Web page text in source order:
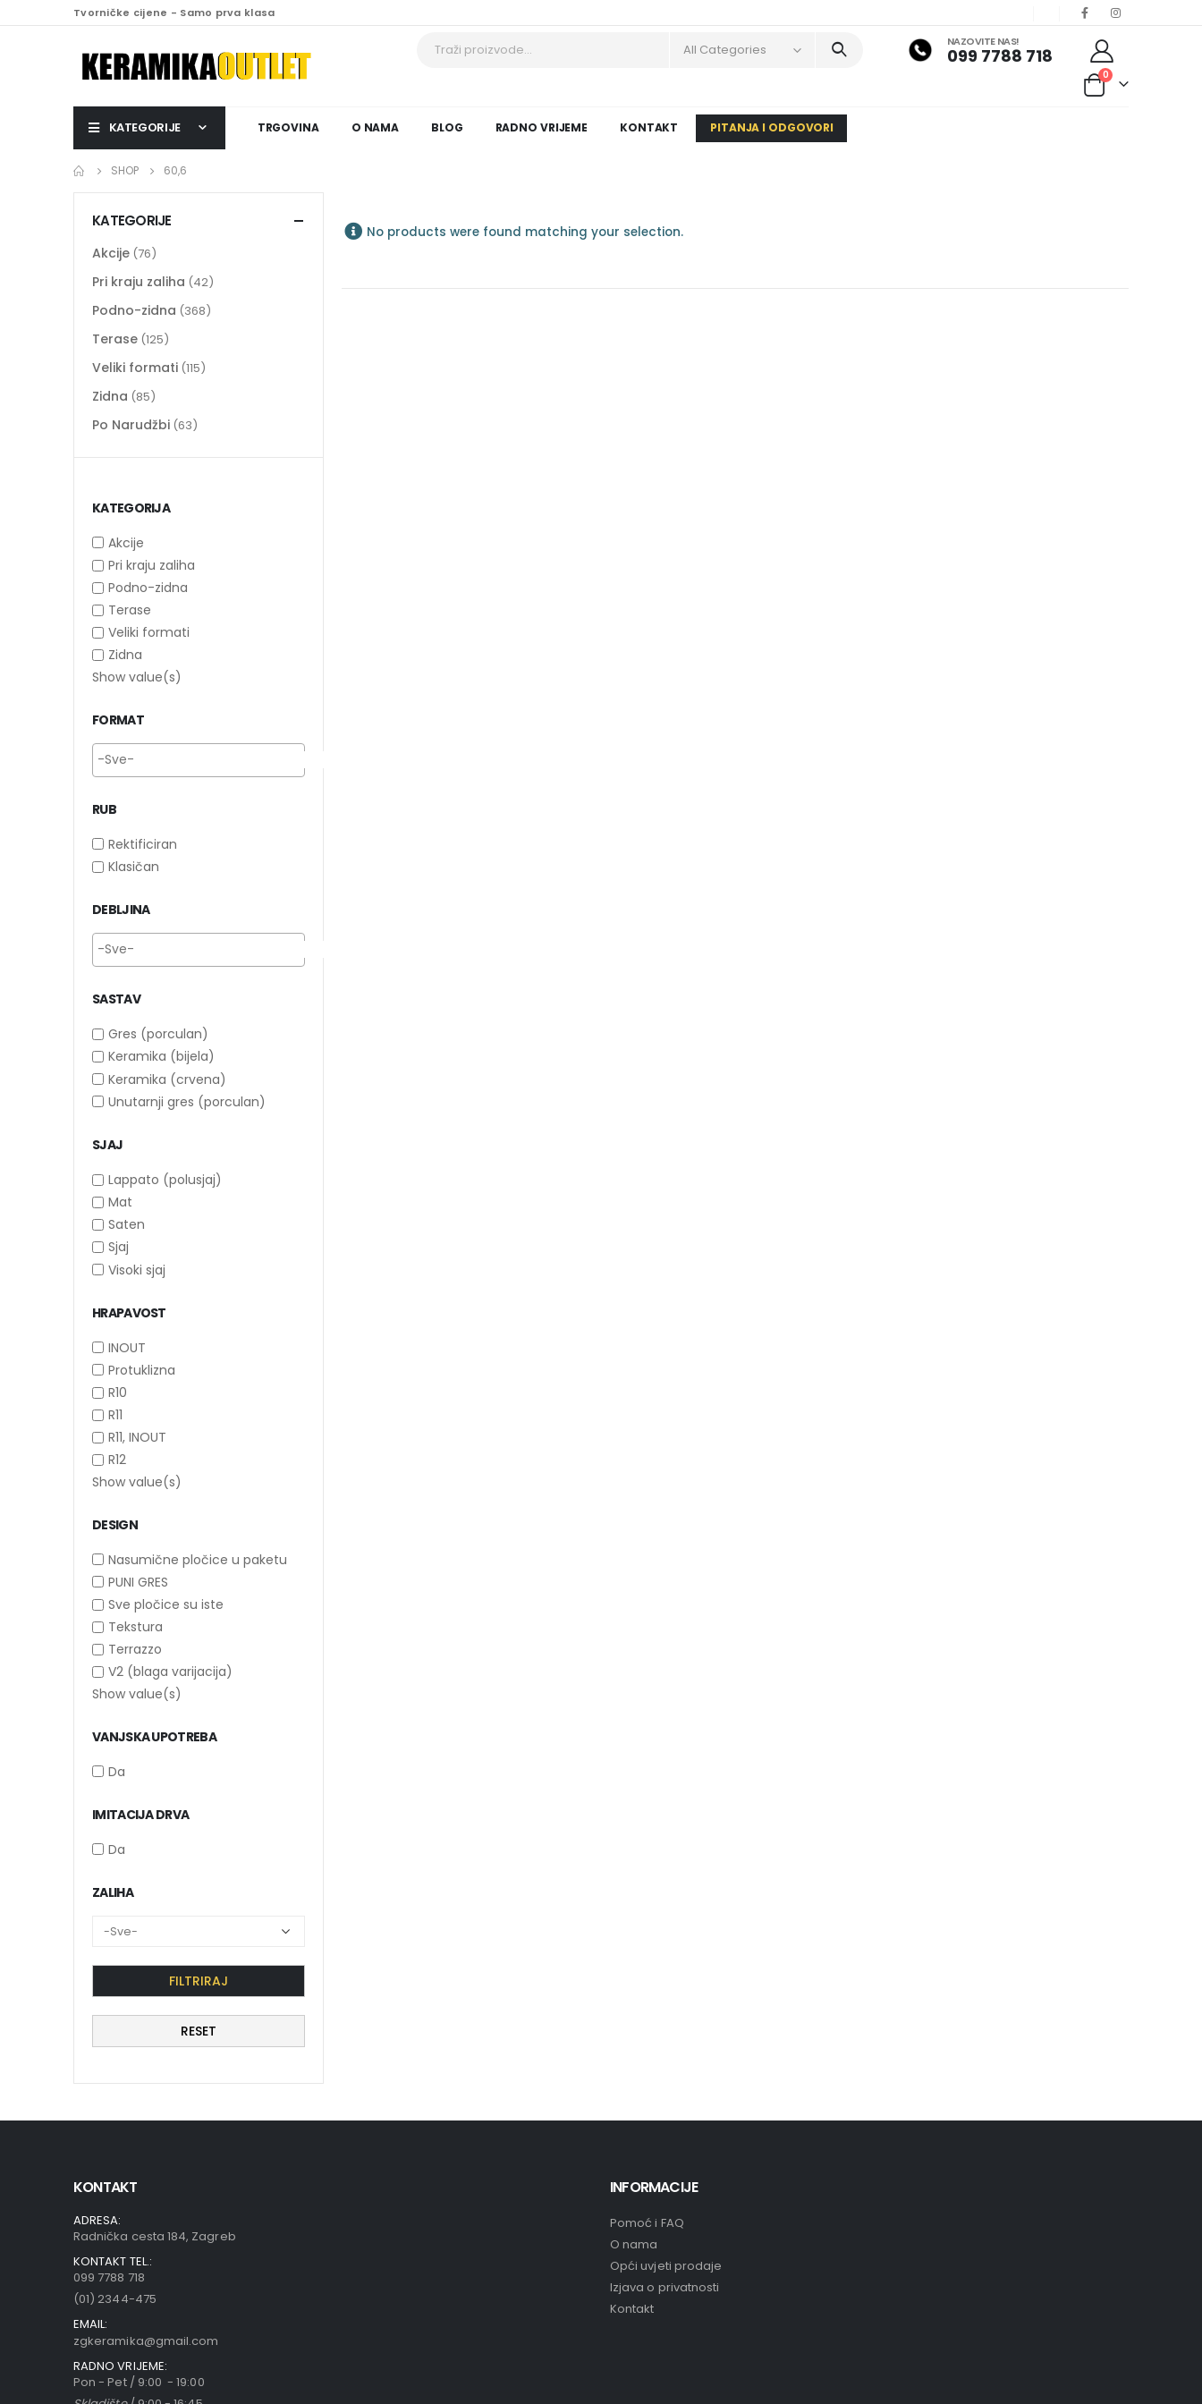
Tvorničke cijene - Samo prva klasa
All Categories NAZOVITE NAS!
099 7788 718
0
KATEGORIJE TRGOVINA O NAMA BLOG RADNO VRIJEME KONTAKT PITANJA I ODGOVORI
SHOP 60,6
No products were found matching your selection.
KATEGORIJE
Akcije (76)
Pri kraju zaliha (42)
Podno-zidna (368)
Terase (125)
Veliki formati (115)
Zidna (85)
Po Narudžbi (63)
KATEGORIJA
Akcije
Pri kraju zaliha
Podno-zidna
Terase
Veliki formati
Zidna
Show value(s)
FORMAT
RUB
Rektificiran
Klasičan
DEBLJINA
SASTAV
Gres (porculan)
Keramika (bijela)
Keramika (crvena)
Unutarnji gres (porculan)
SJAJ
Lappato (polusjaj)
Mat
Saten
Sjaj
Visoki sjaj
HRAPAVOST
INOUT
Protuklizna
R10
R11
R11, INOUT
R12
Show value(s)
DESIGN
Nasumične pločice u paketu
PUNI GRES
Sve pločice su iste
Tekstura
Terrazzo
V2 (blaga varijacija)
Show value(s)
VANJSKA UPOTREBA
Da
IMITACIJA DRVA
Da
ZALIHA
FILTRIRAJ
RESET
KONTAKT
ADRESA:
Radnička cesta 184, Zagreb
KONTAKT TEL.:
099 7788 718
(01) 2344-475
EMAIL:
zgkeramika@gmail.com
RADNO VRIJEME:
Pon - Pet / 9:00 - 19:00
INFORMACIJE
Pomoć i FAQ
O nama
Opći uvjeti prodaje
Izjava o privatnosti
Kontakt